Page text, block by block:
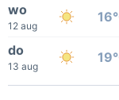
wo
12 aug
do
13 aug